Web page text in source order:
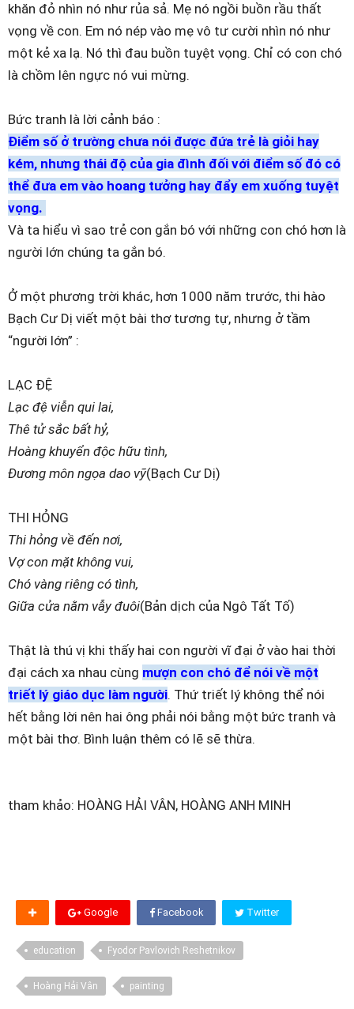
khăn đỏ nhìn nó như rủa sả. Mẹ nó ngồi buồn rầu thất
vọng về con. Em nó nép vào mẹ vô tư cười nhìn nó như
một kẻ xa lạ. Nó thì đau buồn tuyệt vọng. Chỉ có con chó
là chồm lên ngực nó vui mừng.
Bức tranh là lời cảnh báo :
Điểm số ở trường chưa nói được đứa trẻ là giỏi hay
kém, nhưng thái độ của gia đình đối với điểm số đó có
thể đưa em vào hoang tưởng hay đẩy em xuống tuyệt
vọng.
Và ta hiểu vì sao trẻ con gắn bó với những con chó hơn là
người lớn chúng ta gắn bó.
Ở một phương trời khác, hơn 1000 năm trước, thi hào
Bạch Cư Dị viết một bài thơ tương tự, nhưng ở tầm
“người lớn” :
LẠC ĐỆ
Lạc đệ viễn qui lai,
Thê tử sắc bất hỷ,
Hoàng khuyển độc hữu tình,
Đương môn ngọa dao vỹ(Bạch Cư Dị)
THI HỎNG
Thi hỏng về đến nơi,
Vợ con mặt không vui,
Chó vàng riêng có tình,
Giữa cửa nằm vẫy đuôi(Bản dịch của Ngô Tất Tố)
Thật là thú vị khi thấy hai con người vĩ đại ở vào hai thời
đại cách xa nhau cùng mượn con chó để nói về một
triết lý giáo dục làm người. Thứ triết lý không thể nói
hết bằng lời nên hai ông phải nói bằng một bức tranh và
một bài thơ. Bình luận thêm có lẽ sẽ thừa.
tham khảo: HOÀNG HẢI VÂN, HOÀNG ANH MINH
Google Facebook Twitter
education Fyodor Pavlovich Reshetnikov
Hoàng Hải Vân painting